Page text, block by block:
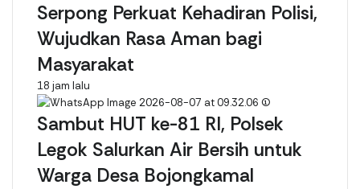
Serpong Perkuat Kehadiran Polisi,
Wujudkan Rasa Aman bagi
Masyarakat
18 jam lalu
Sambut HUT ke-81 RI, Polsek
Legok Salurkan Air Bersih untuk
Warga Desa Bojongkamal